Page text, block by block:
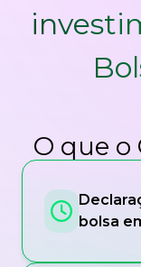
O que o
bolsa